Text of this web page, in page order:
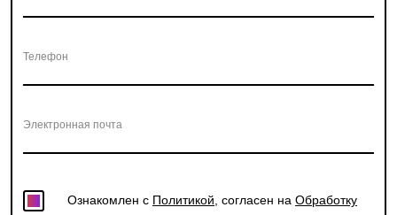
Телефон
Электронная почта
Ознакомлен с Политикой , согласен на Обработку